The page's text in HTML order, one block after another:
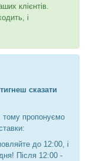
клієнтів.
і
сказати
тому пропонуємо
до 12:00, і
Після 12:00 -